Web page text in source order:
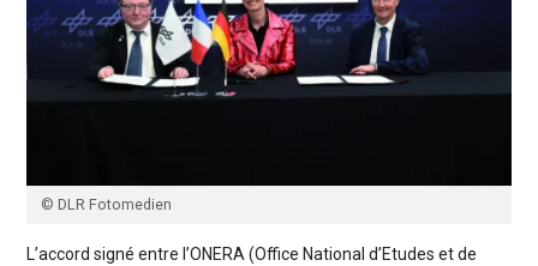
© DLR Fotomedien
L’accord signé entre l’ONERA (Office National d’Etudes et de